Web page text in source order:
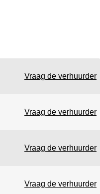
Vraag de verhuurder
Vraag de verhuurder
Vraag de verhuurder
Vraag de verhuurder